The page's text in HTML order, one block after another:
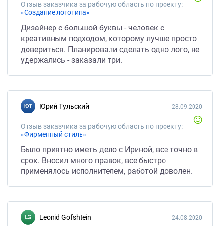
Отзыв заказчика за рабочую область по проекту:
«Создание логотипа»
Дизайнер с большой буквы - человек с
креативным подходом, которому лучше просто
довериться. Планировали сделать одно лого, не
удержались - заказали три.
Юрий Тульский
Отзыв заказчика за рабочую область по проекту:
«Фирменный стиль»
28.09.2020
Было приятно иметь дело с Ириной, все точно в
срок. Вносил много правок, все быстро
применялось исполнителем, работой доволен.
Leonid Gofshtein 24.08.2020